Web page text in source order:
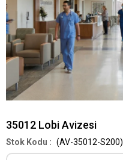
35012 Lobi Avizesi
(AV-35012-S200)